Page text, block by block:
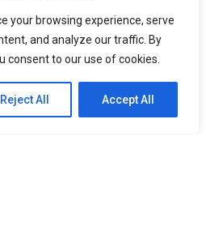
your browsing experience, serve
and analyze our traffic. By
consent to our use of cookies.
Reject All Accept All